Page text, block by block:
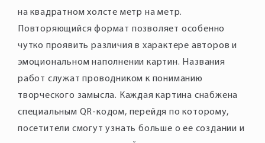
на квадратном холсте метр на метр.
Повторяющийся формат позволяет особенно
чутко проявить различия в характере авторов и
эмоциональном наполнении картин. Названия
работ служат проводником к пониманию
творческого замысла. Каждая картина снабжена
специальным QR-кодом, перейдя по которому,
посетители смогут узнать больше о ее создании и